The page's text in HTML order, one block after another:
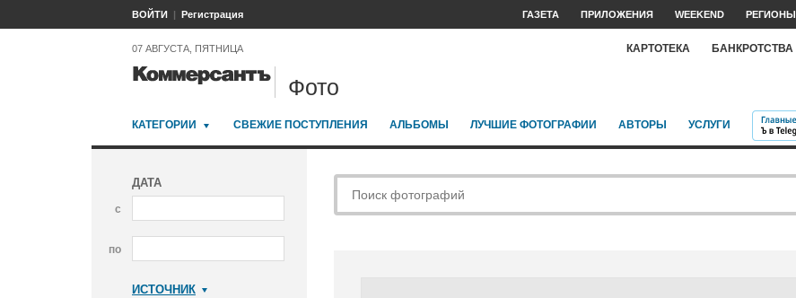
ВОЙТИ Регистрация ГАЗЕТА ПРИЛОЖЕНИЯ WEEKEND РЕГИОНЫ
07 АВГУСТА, ПЯТНИЦА КАРТОТЕКА БАНКРОТСТВА
Фото
КАТЕГОРИИ СВЕЖИЕ ПОСТУПЛЕНИЯ АЛЬБОМЫ ЛУЧШИЕ ФОТОГРАФИИ АВТОРЫ УСЛУГИ
ДАТА
с
по
ИСТОЧНИК